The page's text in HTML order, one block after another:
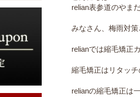
relian表参道のやま
みなさん、梅雨対
relianでは縮毛矯正
縮毛矯正はリタッ
relianの縮毛矯正は